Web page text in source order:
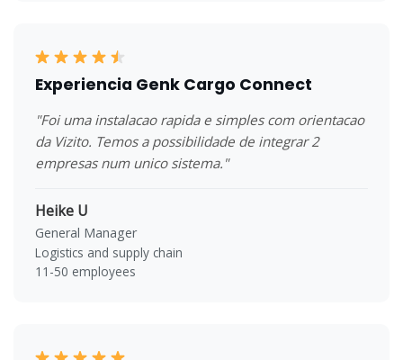
Experiencia Genk Cargo Connect
"Foi uma instalacao rapida e simples com orientacao
da Vizito. Temos a possibilidade de integrar 2
empresas num unico sistema."
Heike U
General Manager
Logistics and supply chain
11-50 employees